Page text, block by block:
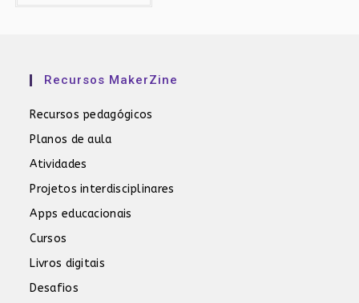
Recursos MakerZine
Recursos pedagógicos
Planos de aula
Atividades
Projetos interdisciplinares
Apps educacionais
Cursos
Livros digitais
Desafios